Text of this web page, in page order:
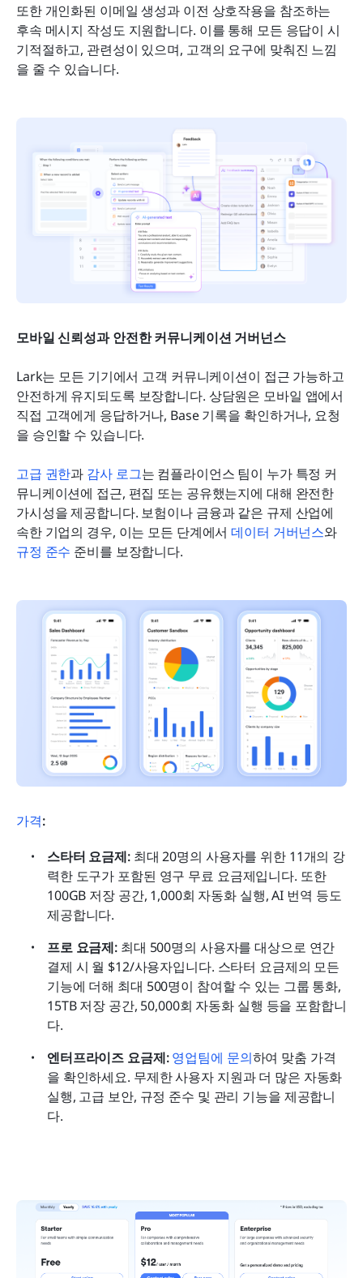
또한 개인화된 이메일 생성과 이전 상호작용을 참조하는
후속 메시지 작성도 지원합니다. 이를 통해 모든 응답이 시
기적절하고, 관련성이 있으며, 고객의 요구에 맞춰진 느낌
을 줄 수 있습니다.
모바일 신뢰성과 안전한 커뮤니케이션 거버넌스
Lark는 모든 기기에서 고객 커뮤니케이션이 접근 가능하고
안전하게 유지되도록 보장합니다. 상담원은 모바일 앱에서
직접 고객에게 응답하거나, Base 기록을 확인하거나, 요청
을 승인할 수 있습니다.
고급 권한과 감사 로그는 컴플라이언스 팀이 누가 특정 커
뮤니케이션에 접근, 편집 또는 공유했는지에 대해 완전한
가시성을 제공합니다. 보험이나 금융과 같은 규제 산업에
속한 기업의 경우, 이는 모든 단계에서 데이터 거버넌스
규정 준수 준비를 보장합니다.
가격:
스타터 요금제: 최대 20명의 사용자를 위한 11개의 강
력한 도구가 포함된 영구 무료 요금제입니다. 또한
100GB 저장 공간, 1,000회 자동화 실행, AI 번역 등도
제공합니다.
프로 요금제: 최대 500명의 사용자를 대상으로 연간
결제 시 월 $12/사용자입니다. 스타터 요금제의 모든
기능에 더해 최대 500명이 참여할 수 있는 그룹 통화,
15TB 저장 공간, 50,000회 자동화 실행 등을 포함합니
다.
엔터프라이즈 요금제: 영업팀에 문의하여 맞춤 가격
을 확인하세요. 무제한 사용자 지원과 더 많은 자동화
실행, 고급 보안, 규정 준수 및 관리 기능을 제공합니
다.